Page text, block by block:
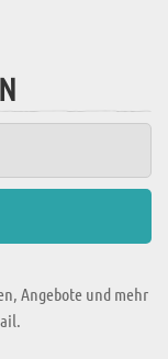
Angebote und mehr